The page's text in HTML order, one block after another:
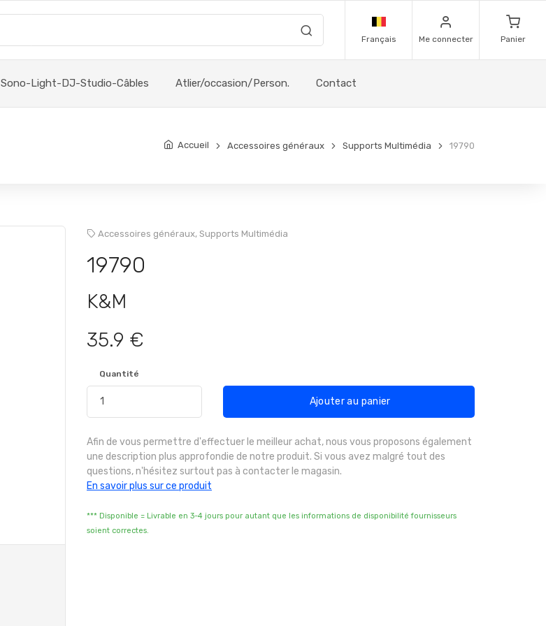
Français Me connecter Panier
Sono-Light-DJ-Studio-Câbles Atlier/occasion/Person. Contact
Accueil Accessoires généraux Supports Multimédia 19790
Accessoires généraux, Supports Multimédia
19790
K&M
35.9 €
Quantité
Ajouter au panier
Afin de vous permettre d'effectuer le meilleur achat, nous vous proposons également
une description plus approfondie de notre produit. Si vous avez malgré tout des
questions, n'hésitez surtout pas à contacter le magasin.
En savoir plus sur ce produit
*** Disponible = Livrable en 3-4 jours pour autant que les informations de disponibilité fournisseurs
soient correctes.